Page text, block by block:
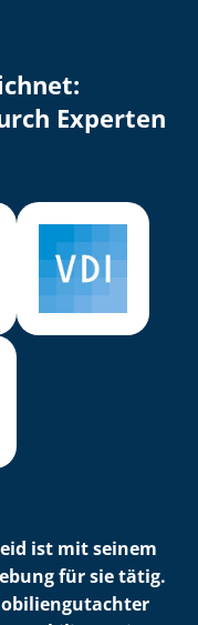
Experten
ist mit seinem
für sie tätig.